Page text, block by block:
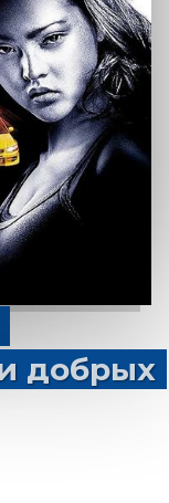
добрых